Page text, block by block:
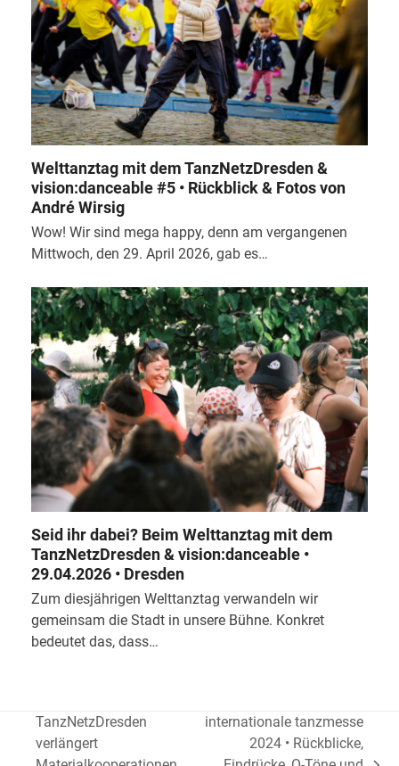
Welttanztag mit dem TanzNetzDresden &
vision:danceable #5 • Rückblick & Fotos von
André Wirsig
Wow! Wir sind mega happy, denn am vergangenen
Mittwoch, den 29. April 2026, gab es…
Seid ihr dabei? Beim Welttanztag mit dem
TanzNetzDresden & vision:danceable •
29.04.2026 • Dresden
Zum diesjährigen Welttanztag verwandeln wir
gemeinsam die Stadt in unsere Bühne. Konkret
bedeutet das, dass…
TanzNetzDresden
verlängert
internationale tanzmesse
2024 • Rückblicke,